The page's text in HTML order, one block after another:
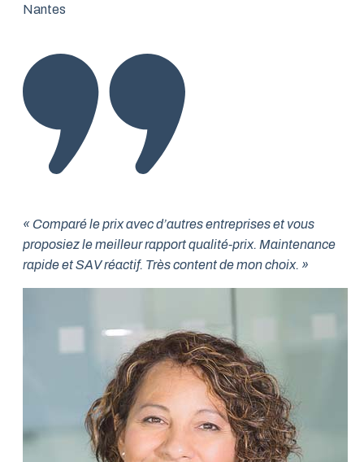
Nantes
« Comparé le prix avec d’autres entreprises et vous
proposiez le meilleur rapport qualité-prix. Maintenance
rapide et SAV réactif. Très content de mon choix. »